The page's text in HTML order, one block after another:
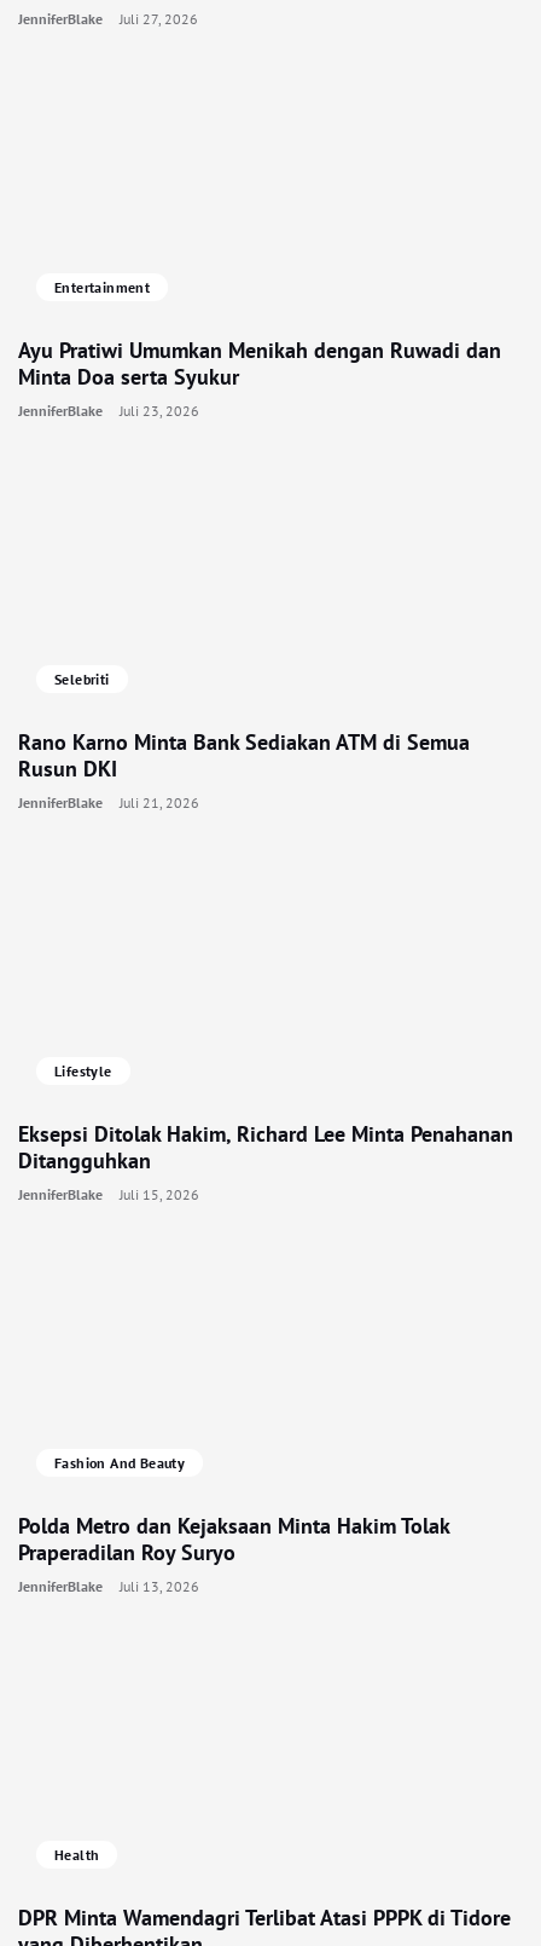
JenniferBlake Juli 27, 2026
Entertainment
Ayu Pratiwi Umumkan Menikah dengan Ruwadi dan
Minta Doa serta Syukur
JenniferBlake Juli 23, 2026
Selebriti
Rano Karno Minta Bank Sediakan ATM di Semua
Rusun DKI
JenniferBlake Juli 21, 2026
Lifestyle
Eksepsi Ditolak Hakim, Richard Lee Minta Penahanan
Ditangguhkan
JenniferBlake Juli 15, 2026
Fashion And Beauty
Polda Metro dan Kejaksaan Minta Hakim Tolak
Praperadilan Roy Suryo
JenniferBlake Juli 13, 2026
Health
DPR Minta Wamendagri Terlibat Atasi PPPK di Tidore